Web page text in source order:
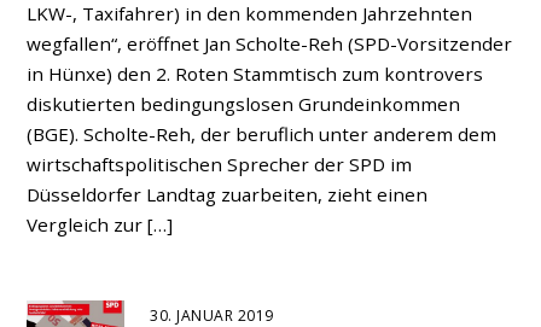
LKW-, Taxifahrer) in den kommenden Jahrzehnten
wegfallen“, eröffnet Jan Scholte-Reh (SPD-Vorsitzender
in Hünxe) den 2. Roten Stammtisch zum kontrovers
diskutierten bedingungslosen Grundeinkommen
(BGE). Scholte-Reh, der beruflich unter anderem dem
wirtschaftspolitischen Sprecher der SPD im
Düsseldorfer Landtag zuarbeiten, zieht einen
Vergleich zur […]
30. JANUAR 2019